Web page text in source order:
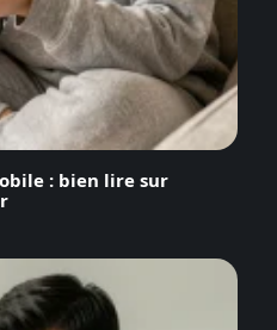
: bien lire sur